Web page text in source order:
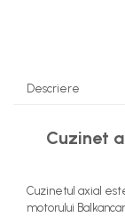
Ventilatoare Răcire
Descriere
Cuzinet
Cuzinetul axial
motorului